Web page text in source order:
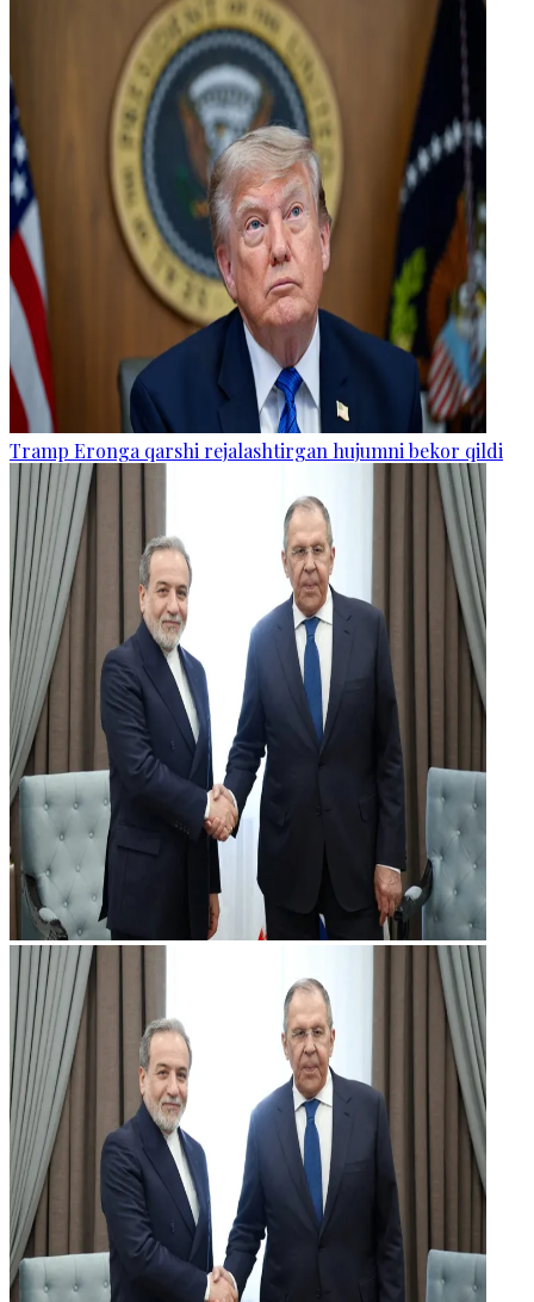
Tramp Eronga qarshi rejalashtirgan hujumni bekor qildi